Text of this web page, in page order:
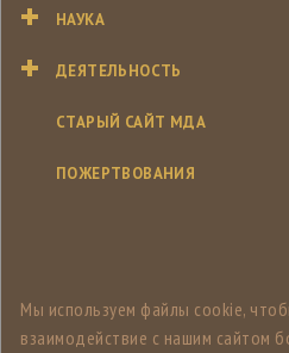
НАУКА
ДЕЯТЕЛЬНОСТЬ
СТАРЫЙ САЙТ МДА
ПОЖЕРТВОВАНИЯ
Мы используем файлы cookie,
взаимодействие с нашим сайтом